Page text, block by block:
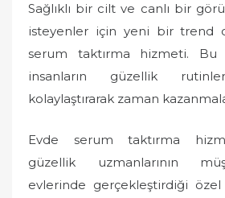
Sağlıklı bir cilt ve canlı bir
isteyenler için yeni bir trend
serum taktırma hizmeti. Bu
insanların güzellik
kolaylaştırarak zaman
Evde serum taktırma
güzellik uzmanlarının
evlerinde gerçekleştirdiği özel